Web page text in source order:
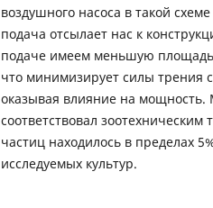
воздушного насоса в такой
подача отсылает нас к
подаче имеем меньшую площадь
что минимизирует силы трения
оказывая влияние на мощность.
соответствовал
частиц находилось в пределах
исследуемых культур.